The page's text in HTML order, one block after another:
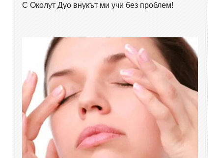
С Околут Дуо внукът ми учи без проблем!